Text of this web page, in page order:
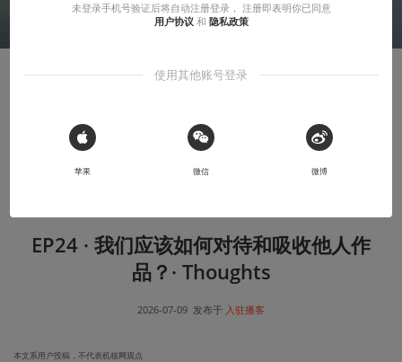
EP24 · 我们应该如何对待和吸收他人作
品？· Thoughts
2026-07-09 发布于 入驻播客
本文系用户投稿，不代表机核网观点
未登录手机号验证后将自动注册登录， 注册即表明你已同意
用户协议 和 隐私政策
使用其他账号登录
 Sign in with Apple
苹果 微信 微博